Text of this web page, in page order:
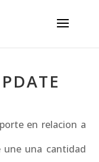
en relacion a
una cantidad